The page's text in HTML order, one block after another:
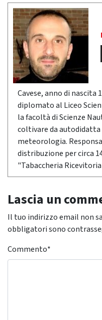
Cavese, anno di nascita
diplomato al Liceo
la facoltà di Scienze
coltivare da autodidatta
meteorologia.
distribuzione per circa
"Tabaccheria
Lascia un
Il tuo indirizzo email non
obbligatori sono
Commento*